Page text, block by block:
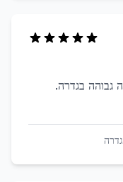
גבוהה בגדרה.
גדרה